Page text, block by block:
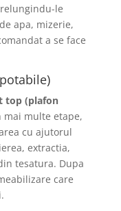
le
apa, mizerie,
a se face
top (plafon
mai multe etape,
cu ajutorul
extractia,
tesatura. Dupa
care